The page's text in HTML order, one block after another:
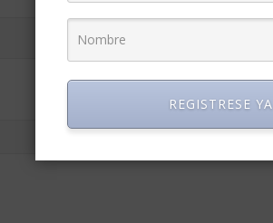
REGISTRESE YA